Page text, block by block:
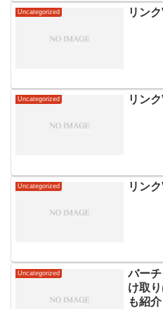
Uncategorized リン
Uncategorized リン
Uncategorized リン
Uncategorized
バー
け取
も紹介